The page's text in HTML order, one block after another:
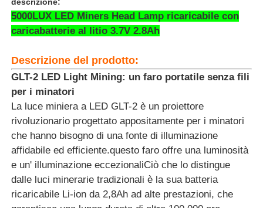
Casa
Prodotti
Mostra VR
5000LUX LED Miners Head Lamp ricaricabile con
caricabatterie al litio 3.7V 2.8Ah
Descrizione del prodotto:
GLT-2 LED Light Mining: un faro portatile senza fili
per i minatori
La luce miniera a LED GLT-2 è un proiettore
rivoluzionario progettato appositamente per i minatori
che hanno bisogno di una fonte di illuminazione
affidabile ed efficiente.questo faro offre una luminosità
e un' illuminazione eccezionaliCiò che lo distingue
dalle luci minerarie tradizionali è la sua batteria
ricaricabile Li-ion da 2,8Ah ad alte prestazioni, che